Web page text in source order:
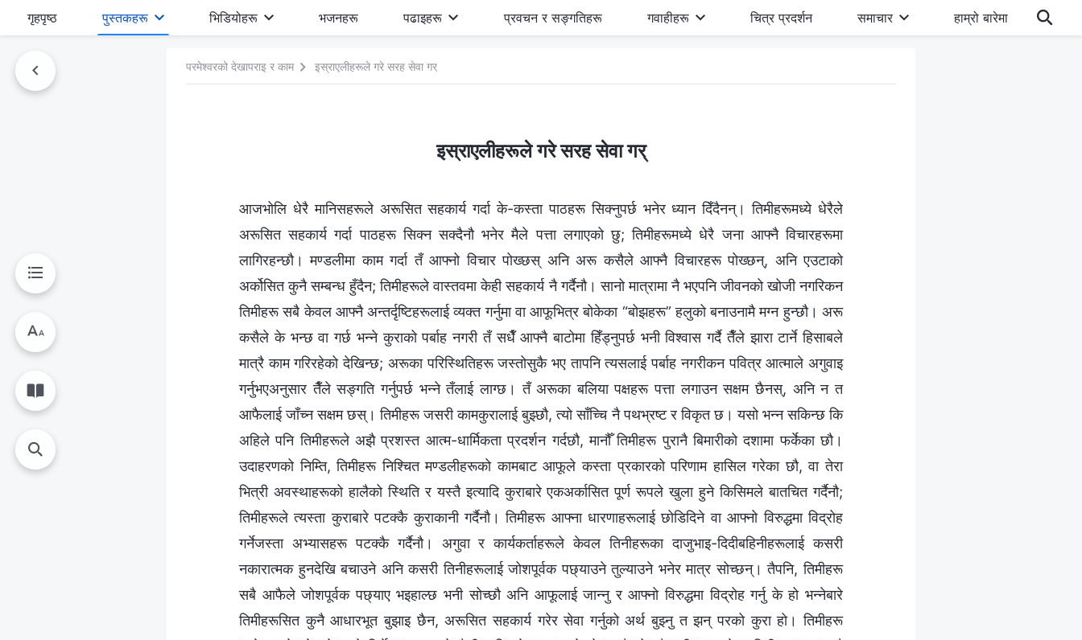
गृहपृष्ठ पुस्तकहरू भिडियोहरू भजनहरू पढाइहरू प्रवचन र सङ्गतिहरू गवाहीहरू चित्र प्रदर्शन समाचार हाम्रो बारेमा
परमेश्‍वरको देखापराइ र काम इस्राएलीहरूले गरे सरह सेवा गर्
इस्राएलीहरूले गरे सरह सेवा गर्
आजभोलि धेरै मानिसहरूले अरूसित सहकार्य गर्दा के-कस्ता पाठहरू सिक्नुपर्छ भनेर ध्यान दिँदैनन्। तिमीहरूमध्ये धेरैले
अरूसित सहकार्य गर्दा पाठहरू सिक्न सक्दैनौ भनेर मैले पत्ता लगाएको छु; तिमीहरूमध्ये धेरै जना आफ्नै विचारहरूमा
लागिरहन्छौ। मण्डलीमा काम गर्दा तँ आफ्नो विचार पोख्छस् अनि अरू कसैले आफ्नै विचारहरू पोख्छन्, अनि एउटाको
अर्कोसित कुनै सम्बन्ध हुँदैन; तिमीहरूले वास्तवमा केही सहकार्य नै गर्दैनौ। सानो मात्रामा नै भएपनि जीवनको खोजी नगरिकन
तिमीहरू सबै केवल आफ्नै अन्तर्दृष्टिहरूलाई व्यक्त गर्नुमा वा आफूभित्र बोकेका “बोझहरू” हलुको बनाउनामै मग्न हुन्छौ। अरू
कसैले के भन्छ वा गर्छ भन्‍ने कुराको पर्बाह नगरी तँ सधैँ आफ्नै बाटोमा हिँड्नुपर्छ भनी विश्‍वास गर्दै तैँले झारा टार्ने हिसाबले
मात्रै काम गरिरहेको देखिन्छ; अरूका परिस्थितिहरू जस्तोसुकै भए तापनि त्यसलाई पर्बाह नगरीकन पवित्र आत्माले अगुवाइ
गर्नुभएअनुसार तैँले सङ्गति गर्नुपर्छ भन्‍ने तँलाई लाग्छ। तँ अरूका बलिया पक्षहरू पत्ता लगाउन सक्षम छैनस्, अनि न त
आफैलाई जाँच्न सक्षम छस्। तिमीहरू जसरी कामकुरालाई बुझ्छौ, त्यो साँच्चि नै पथभ्रष्ट र विकृत छ। यसो भन्न सकिन्छ कि
अहिले पनि तिमीहरूले अझै प्रशस्त आत्म-धार्मिकता प्रदर्शन गर्दछौ, मानौँ तिमीहरू पुरानै बिमारीको दशामा फर्केका छौ।
उदाहरणको निम्ति, तिमीहरू निश्चित मण्डलीहरूको कामबाट आफूले कस्ता प्रकारको परिणाम हासिल गरेका छौ, वा तेरा
भित्री अवस्थाहरूको हालैको स्थिति र यस्तै इत्यादि कुराबारे एकअर्कासित पूर्ण रूपले खुला हुने किसिमले बातचित गर्दैनौ;
तिमीहरूले त्यस्ता कुराबारे पटक्कै कुराकानी गर्दैनौ। तिमीहरू आफ्ना धारणाहरूलाई छोडिदिने वा आफ्‍नो विरुद्धमा विद्रोह
गर्नेजस्ता अभ्यासहरू पटक्कै गर्दैनौ। अगुवा र कार्यकर्ताहरूले केवल तिनीहरूका दाजुभाइ-दिदीबहिनीहरूलाई कसरी
नकारात्मक हुनदेखि बचाउने अनि कसरी तिनीहरूलाई जोशपूर्वक पछ्याउने तुल्याउने भनेर मात्र सोच्छन्। तैपनि, तिमीहरू
सबै आफैले जोशपूर्वक पछ्याए भइहाल्छ भनी सोच्छौ अनि आफूलाई जान्नु र आफ्‍नो विरुद्धमा विद्रोह गर्नु के हो भन्‍नेबारे
तिमीहरूसित कुनै आधारभूत बुझाइ छैन, अरूसित सहकार्य गरेर सेवा गर्नुको अर्थ बुझ्नु त झन् परको कुरा हो। तिमीहरू